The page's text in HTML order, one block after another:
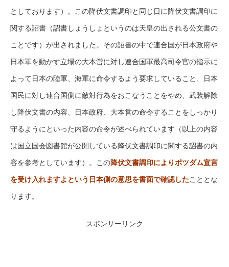
としております）。この降伏文書調印と同じ日に降伏文書調印に
関する詔書（詔書しょうしょというのは天皇の出される公文書の
ことです）が出されました。その詔書の中で連合国が日本政府や
日本軍を動かす立場の大本営に対し連合国軍最高司令官の指示に
よって日本の陸軍、海軍に命令するよう要求していること、日本
国民に対し連合国側に敵対行為をおこなうことをやめ、武装解除
し降伏文書の内容、日本政府、大本営の命令することをしっかり
守るようにといった内容の命令が述べられています（以上の内容
は国立国会図書館が公開している降伏文書調印に関する詔書の内
容を参考としています）。この降伏文書調印によりポツダム宣言
を受け入れますよという日本側の意思を書面で確認したこととな
ります。
スポンサーリンク